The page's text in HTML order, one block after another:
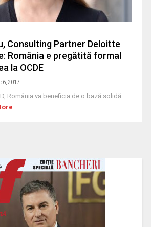
Consulting Partner Deloitte
România e pregătită formal
la OCDE
6, 2017
România va beneficia de o bază solidă